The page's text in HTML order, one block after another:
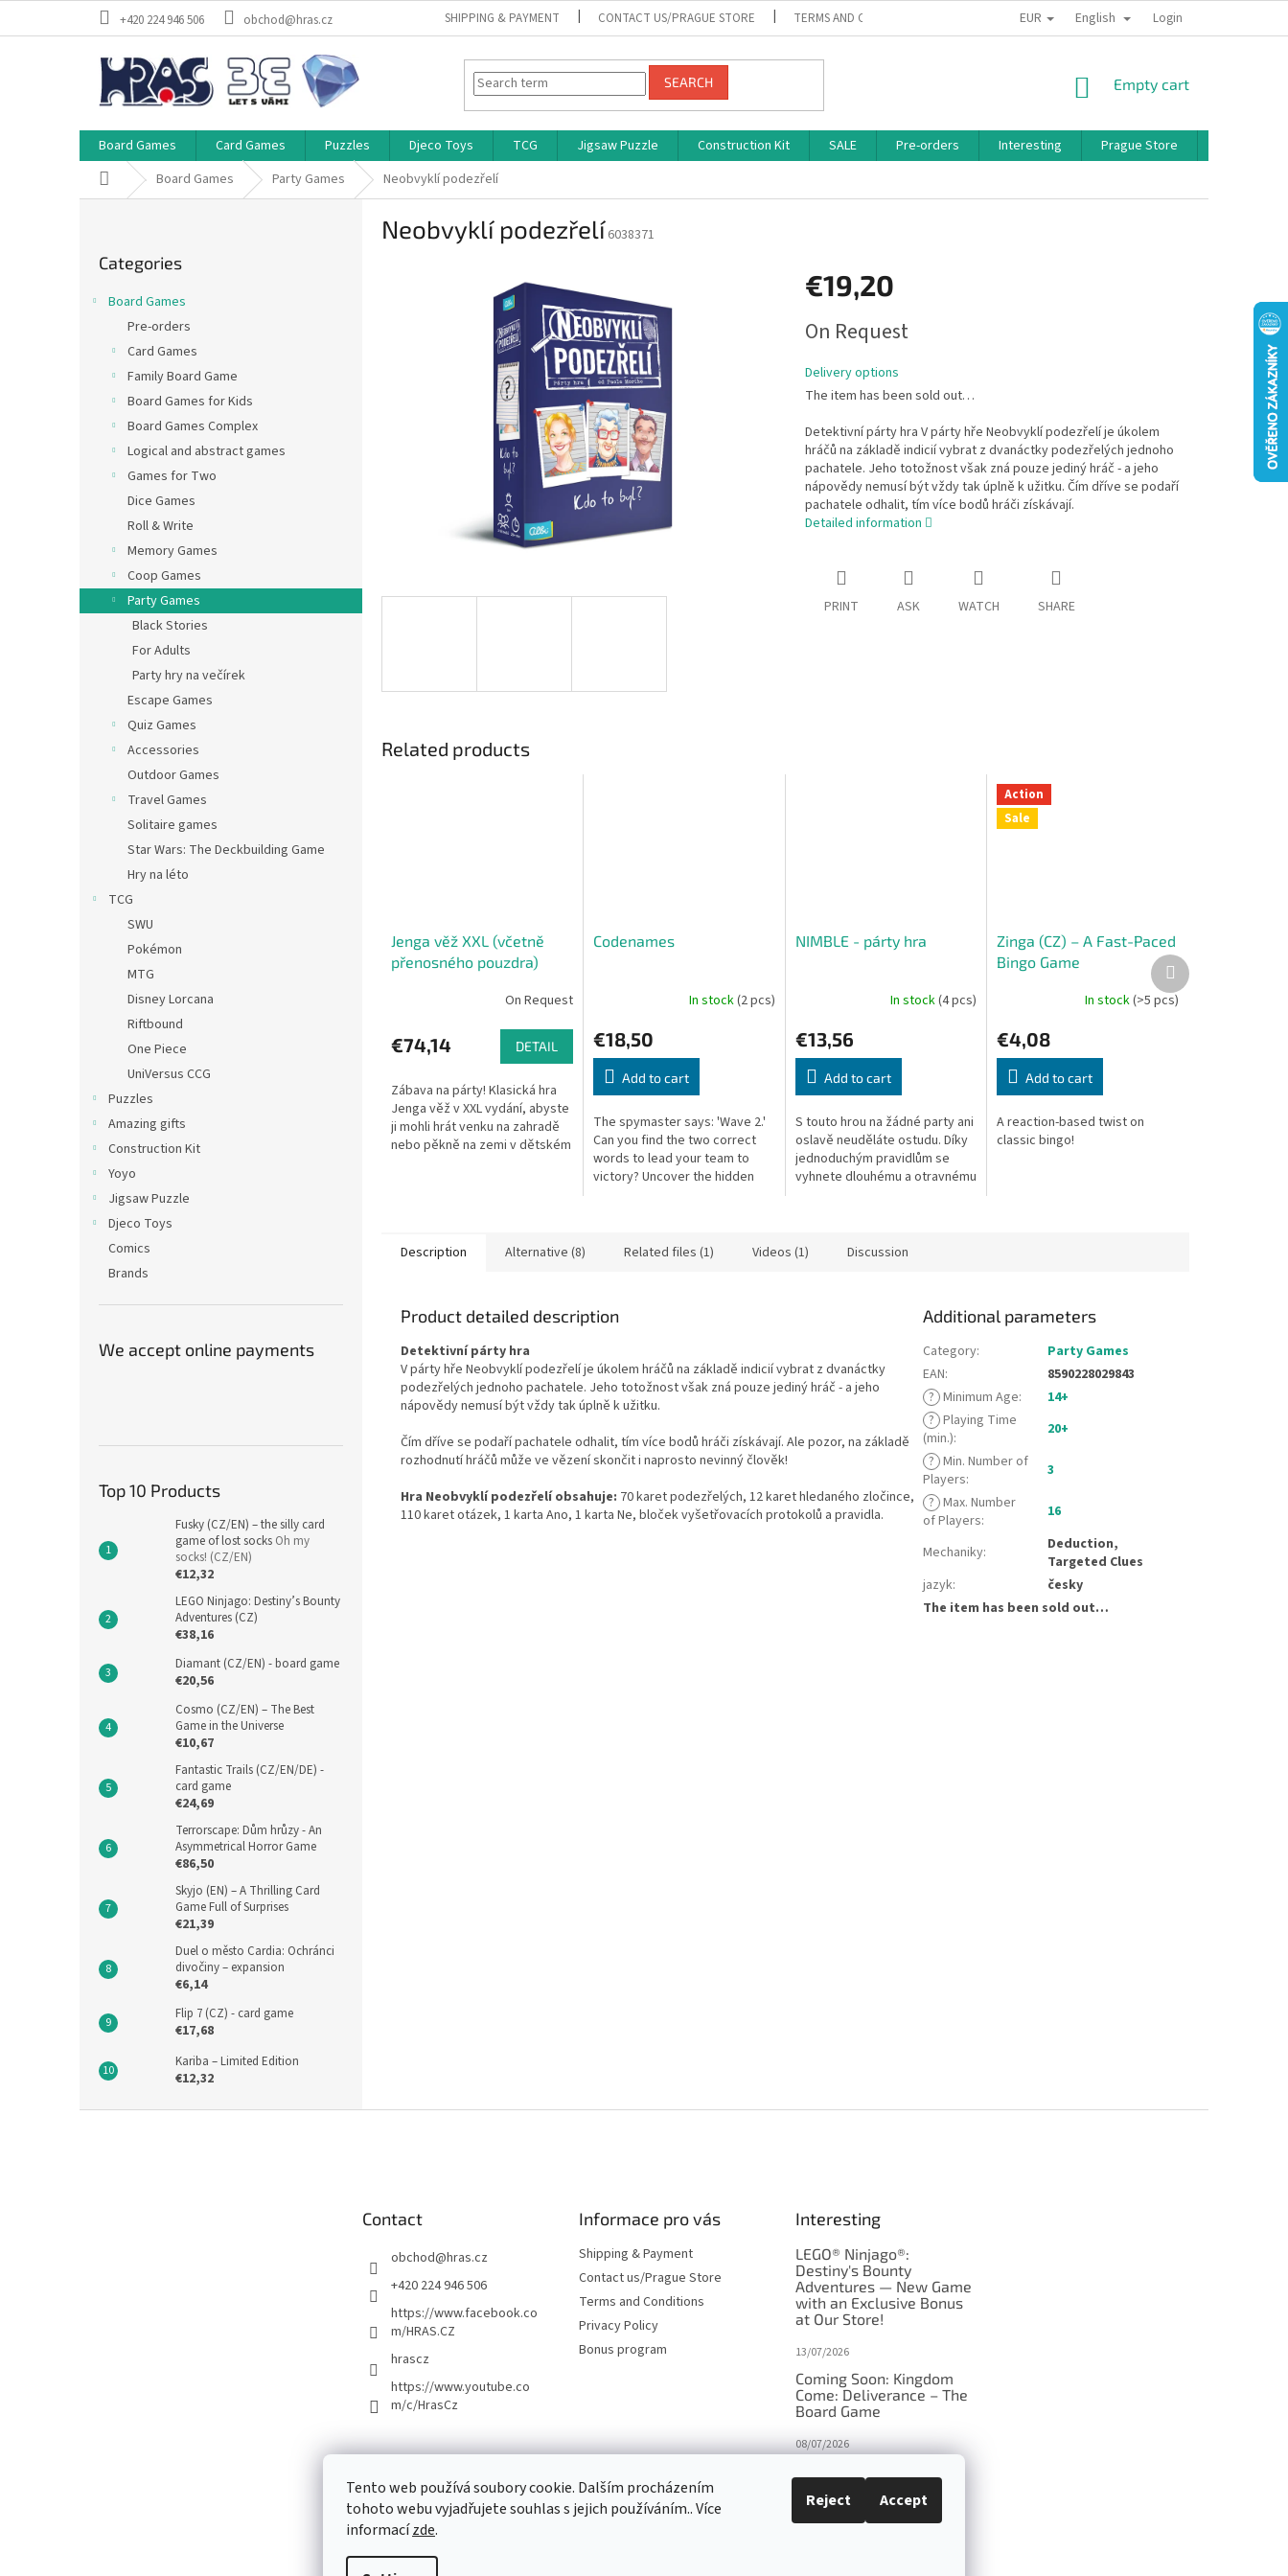
Tento web používá soubory cookie. Dalším procházením
tohoto webu vyjadřujete souhlas s jejich používáním.. Více
informacízde.
Reject Accept
+420 224 946 506 obchod@hras.cz SHIPPING & PAYMENT CONTACT US/PRAGUE STORE TERMS AND CONDITIONS PRIVACY POLICY BONUS PROGRAM
EUR English Login
SEARCH
SHOPPING
Empty cart
Board Games Card Games Puzzles Djeco Toys TCG Jigsaw Puzzle Construction Kit SALE Pre-orders Interesting Prague Store
Home Board Games Party Games Neobvyklí podezřelí
categories
Categories
Board Games
Pre-orders
Card Games
Family Board Game
Board Games for Kids
Board Games Complex
Logical and abstract games
Games for Two
Dice Games
Roll & Write
Memory Games
Coop Games
Party Games
Black Stories
For Adults
Party hry na večírek
Escape Games
Quiz Games
Accessories
Outdoor Games
Travel Games
Solitaire games
Star Wars: The Deckbuilding Game
Hry na léto
TCG
SWU
Pokémon
MTG
Disney Lorcana
Riftbound
One Piece
UniVersus CCG
Puzzles
Amazing gifts
Construction Kit
Yoyo
Jigsaw Puzzle
Djeco Toys
Comics
Brands
We accept online payments
Top 10 Products
Fusky (CZ/EN) – the silly card
game of lost socks Oh my
socks! (CZ/EN)
€12,32
LEGO Ninjago: Destiny’s Bounty
Adventures (CZ)
€38,16
Diamant (CZ/EN) - board game
€20,56
Cosmo (CZ/EN) – The Best
Game in the Universe
€10,67
Fantastic Trails (CZ/EN/DE) -
card game
€24,69
Terrorscape: Dům hrůzy - An
Asymmetrical Horror Game
€86,50
Skyjo (EN) – A Thrilling Card
Game Full of Surprises
€21,39
Duel o město Cardia: Ochránci
divočiny – expansion
€6,14
Flip 7 (CZ) - card game
€17,68
Kariba – Limited Edition
€12,32
Neobvyklí podezřelí 6038371
€19,20
price:
On Request
Delivery options
The item has been sold out…
Detektivní párty hra V párty hře Neobvyklí podezřelí je úkolem
hráčů na základě indicií vybrat z dvanáctky podezřelých jednoho
pachatele. Jeho totožnost však zná pouze jediný hráč - a jeho
nápovědy nemusí být vždy tak úplně k užitku. Čím dříve se podaří
pachatele odhalit, tím více bodů hráči získávají.
Detailed information
PRINT ASK WATCH SHARE
Related products
Jenga věž XXL (včetně
přenosného pouzdra)
On Request
€74,14 DETAIL
Zábava na párty! Klasická hra
Jenga věž v XXL vydání, abyste
ji mohli hrát venku na zahradě
nebo pěkně na zemi v dětském
Codenames
In stock(2 pcs)
€18,50
Add to cart
The spymaster says: 'Wave 2.'
Can you find the two correct
words to lead your team to
victory? Uncover the hidden
NIMBLE - párty hra
In stock(4 pcs)
€13,56
Add to cart
S touto hrou na žádné party ani
oslavě neuděláte ostudu. Díky
jednoduchým pravidlům se
vyhnete dlouhému a otravnému
Action
Sale
Zinga (CZ) – A Fast-Paced
Bingo Game
In stock(>5 pcs)
€4,08
Add to cart
A reaction-based twist on
classic bingo!
Next
product
Description Alternative (8) Related files (1) Videos (1) Discussion
Product detailed description
Detektivní párty hra
V párty hře Neobvyklí podezřelí je úkolem hráčů na základě indicií vybrat z dvanáctky
podezřelých jednoho pachatele. Jeho totožnost však zná pouze jediný hráč - a jeho
nápovědy nemusí být vždy tak úplně k užitku.
Čím dříve se podaří pachatele odhalit, tím více bodů hráči získávají. Ale pozor, na základě
rozhodnutí hráčů může ve vězení skončit i naprosto nevinný člověk!
Hra Neobvyklí podezřelí obsahuje: 70 karet podezřelých, 12 karet hledaného zločince,
110 karet otázek, 1 karta Ano, 1 karta Ne, bloček vyšetřovacích protokolů a pravidla.
Additional parameters
Category:
Party Games
EAN:
8590228029843
? Minimum Age:
14+
? Playing Time
(min.):
20+
? Min. Number of
Players:
3
? Max. Number
of Players: 16
Mechaniky:
Deduction,
Targeted Clues
jazyk:
česky
The item has been sold out…
Contact
obchod@hras.cz
+420 224 946 506
https://www.facebook.co
m/HRAS.CZ
hrascz
https://www.youtube.co
m/c/HrasCz
Informace pro vás
Shipping & Payment
Contact us/Prague Store
Terms and Conditions
Privacy Policy
Bonus program
Interesting
LEGO® Ninjago®:
Destiny's Bounty
Adventures — New Game
with an Exclusive Bonus
at Our Store!
13/07/2026
Coming Soon: Kingdom
Come: Deliverance – The
Board Game
08/07/2026
in disguise?
27/10/2025